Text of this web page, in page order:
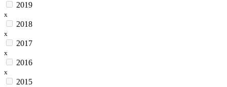
2019
x
2018
x
2017
x
2016
x
2015